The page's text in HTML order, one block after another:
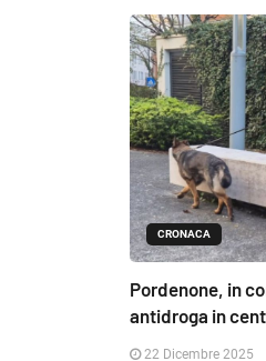
CRONACA
Pordenone, in
antidroga in
22 Dicembre 2025